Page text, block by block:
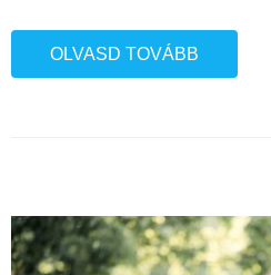
OLVASD TOVÁBB